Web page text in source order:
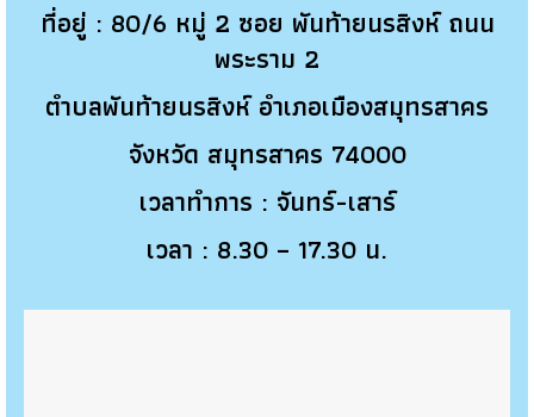
ที่อยู่ : 80/6 หมู่ 2 ซอย พันท้ายนรสิงห์ ถนน
พระราม 2
ตำบลพันท้ายนรสิงห์ อำเภอเมืองสมุทรสาคร
จังหวัด สมุทรสาคร 74000
เวลาทำการ : จันทร์-เสาร์
เวลา : 8.30 – 17.30 น.